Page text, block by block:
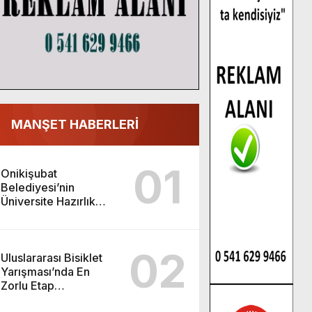
MANŞET HABERLERİ
Onikişubat
Belediyesi’nin
Üniversite Hazırlık
01
Uluslararası Bisiklet
Yarışması’nda En
Zorlu Etap
02